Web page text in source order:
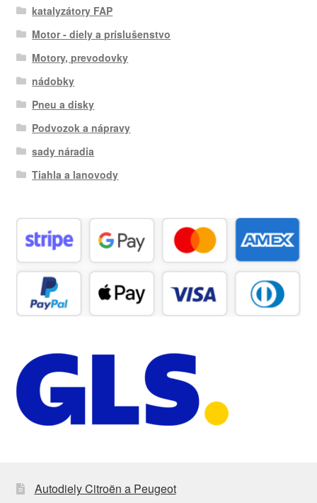
katalyzátory FAP
Motor - diely a príslušenstvo
Motory, prevodovky
nádobky
Pneu a disky
Podvozok a nápravy
sady náradia
Tiahla a lanovody
Autodiely Citroën a Peugeot